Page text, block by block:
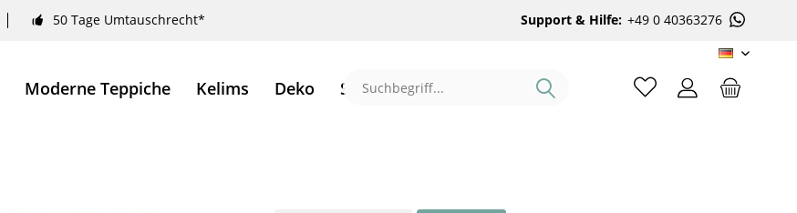
50 Tage Umtauschrecht* Support & Hilfe: +49 0 40363276
DE
Moderne Teppiche Kelims Deko Sale %